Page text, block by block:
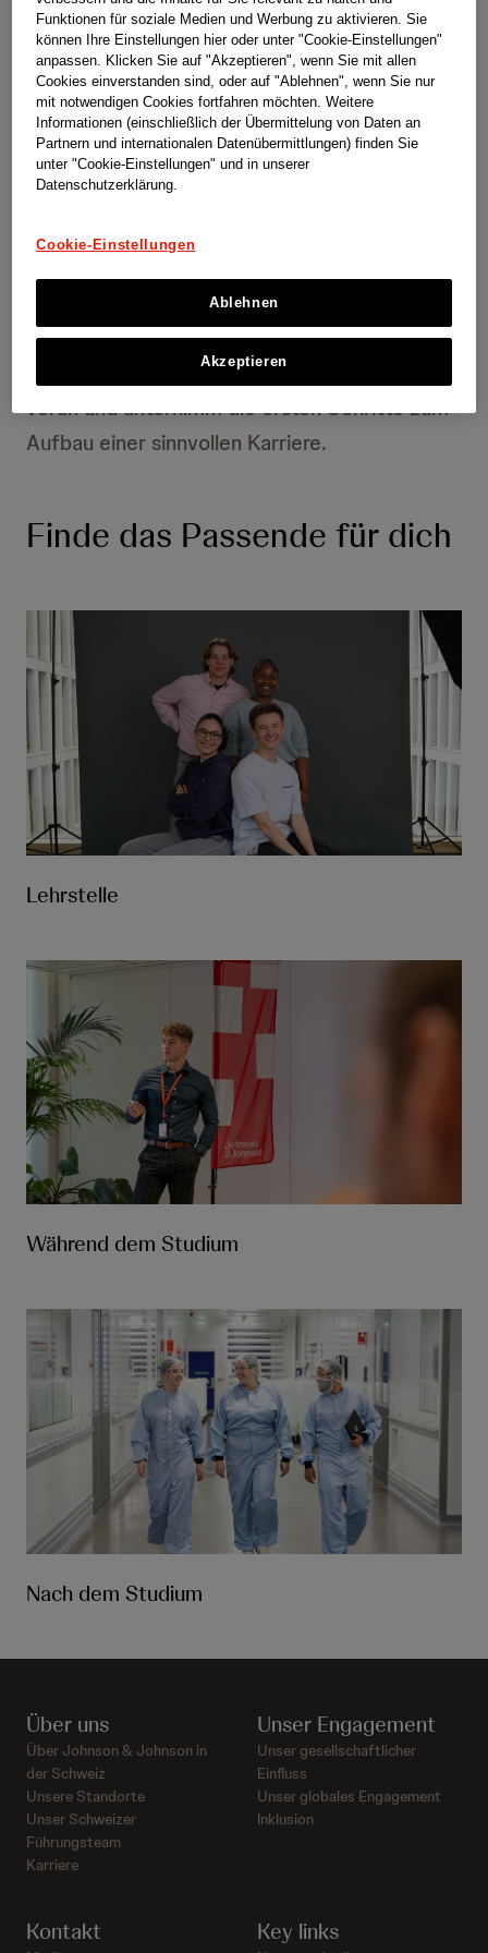
In der Schweiz bieten wir Lernenden,
Studenten und Hochschulabsolventen
zahlreiche Möglichkeiten, bei uns einzusteigen
und etwas zu bewegen. Wenn du nach einer
Karriere suchst, die etwas bewirkt, dann
schau dir die breite Auswahl an Möglichkeiten
an, die wir innerhalb von Johnson & Johnson
Programme zur Entwicklung von
Führungskräften (LDPs). Bring die Zukunft der
Gesundheit der Menschen gemeinsam mit uns
voran und unternimm die ersten Schritte zum
Aufbau einer sinnvollen Karriere.
Finde das Passende für dich
Lehrstelle
Während dem Studium
Nach dem Studium
Über uns
Über Johnson & Johnson in
der Schweiz
Unsere Standorte
Unser Schweizer
Führungsteam
Karriere
Unser Engagement
Unser gesellschaftlicher
Einfluss
Unser globales Engagement
Inklusion
Kontakt Key links
Funktionen für soziale Medien und Werbung zu aktivieren. Sie
können Ihre Einstellungen hier oder unter "Cookie-Einstellungen"
anpassen. Klicken Sie auf "Akzeptieren", wenn Sie mit allen
Cookies einverstanden sind, oder auf "Ablehnen", wenn Sie nur
mit notwendigen Cookies fortfahren möchten. Weitere
Informationen (einschließlich der Übermittelung von Daten an
Partnern und internationalen Datenübermittlungen) finden Sie
unter "Cookie-Einstellungen" und in unserer
Datenschutzerklärung.
Cookie-Einstellungen
Ablehnen
Akzeptieren